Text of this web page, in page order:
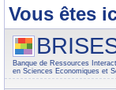
Vous êtes
Banque de Ressources
en Sciences Economiques et